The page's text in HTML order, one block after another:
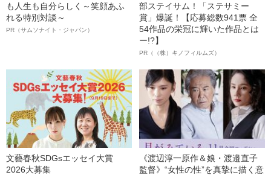
も人生も自分らしく～笑顔あふ
れる特別対談～
PR（サムソナイト・ジャパン）
部ステイサム！「ステサミー
賞」爆誕！【応募総数941票 全
54作品の栄冠に輝いた作品とは
ー!?】
PR（（株）キノフィルムズ）
文藝春秋SDGsエッセイ大賞
2026大募集
《渡辺淳一原作＆娘・渡邉直子
監督》“女性の性”を真摯に描く意